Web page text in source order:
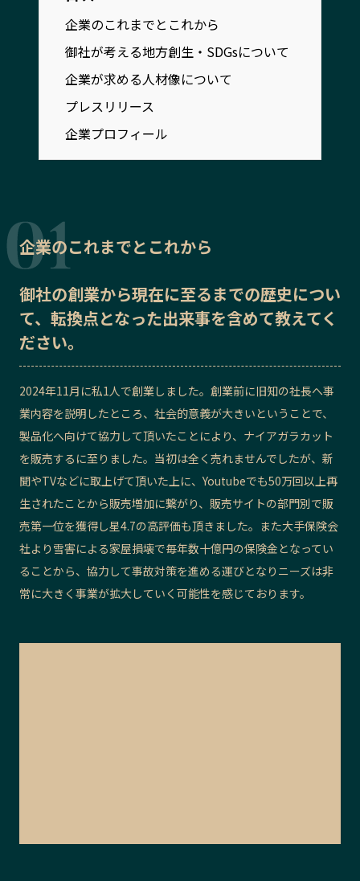
カテゴリから探す
特集コンテンツ
地域を代表する 企業100選
プレスリリース
行政連携記事
MILCプロジェクト
Localist
「人」から探す
記事ライター アンバサダー
お問い合わせ
企業のこれまでとこれから
御社が考える地方創生・SDGsについて
企業が求める人材像について
プレスリリース
企業プロフィール
企業のこれまでとこれから
御社の創業から現在に至るまでの歴史につい
て、転換点となった出来事を含めて教えてく
ださい。
2024年11月に私1人で創業しました。創業前に旧知の社長へ事
業内容を説明したところ、社会的意義が大きいということで、
製品化へ向けて協力して頂いたことにより、ナイアガラカット
を販売するに至りました。当初は全く売れませんでしたが、新
聞やTVなどに取上げて頂いた上に、Youtubeでも50万回以上再
生されたことから販売増加に繋がり、販売サイトの部門別で販
売第一位を獲得し星4.7の高評価も頂きました。また大手保険会
社より雪害による家屋損壊で毎年数十億円の保険金となってい
ることから、協力して事故対策を進める運びとなりニーズは非
常に大きく事業が拡大していく可能性を感じております。